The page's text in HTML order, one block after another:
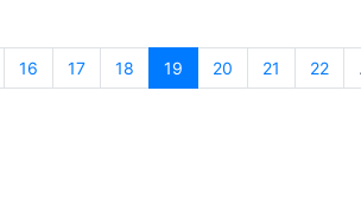
16 17 18 19 20 21 22